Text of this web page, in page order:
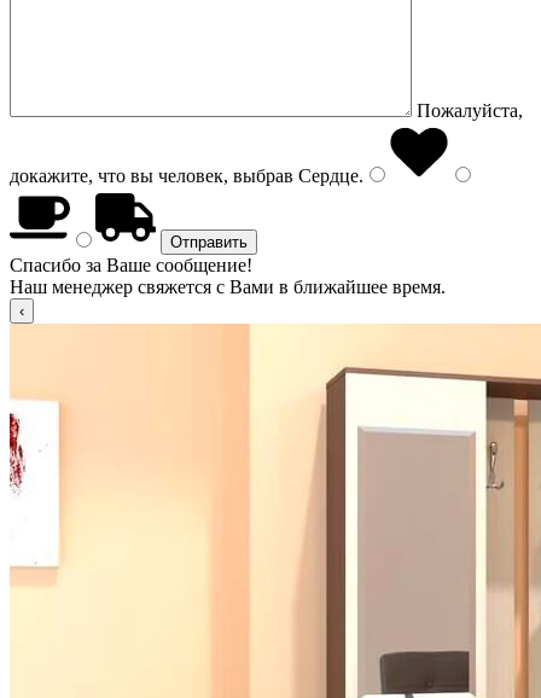
Пожалуйста,
докажите, что вы человек, выбрав Сердце.
Спасибо за Ваше сообщение!
Наш менеджер свяжется с Вами в ближайшее время.